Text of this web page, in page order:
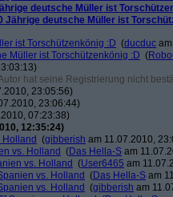
deutsche Müller ist
Jährige deutsche Müller ist
ist Torschützenkönig :D (ducduc
Müller ist Torschützenkönig :D (
hat seine Registrierung nicht
23:05:56)
23:06:44)
07:23:38)
12:35:24)
Holland (gibberish am 11.07.2010,
vs. Holland (Das Hella-S am
vs. Holland (User6465 am
vs. Holland (Das Hella-S am
vs. Holland (gibberish am